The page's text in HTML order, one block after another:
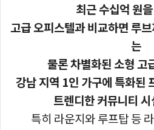
최근 수십억 원
고급 오피스텔과 비교하면 루
는
물론 차별화된 소형 고
강남 지역 1인 가구에 특화된
트렌디한 커뮤니티
특히 라운지와 루프탑 등